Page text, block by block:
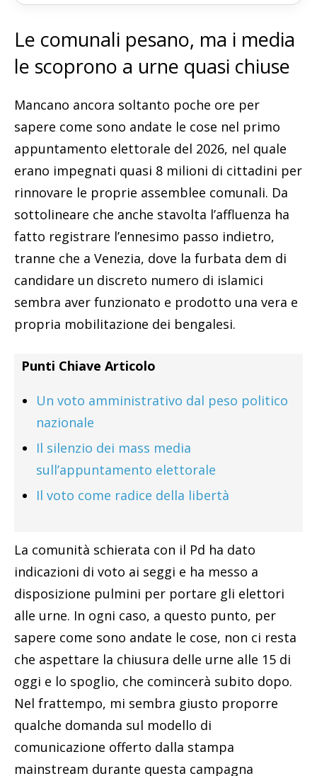
Le comunali pesano, ma i media
le scoprono a urne quasi chiuse
Mancano ancora soltanto poche ore per
sapere come sono andate le cose nel primo
appuntamento elettorale del 2026, nel quale
erano impegnati quasi 8 milioni di cittadini per
rinnovare le proprie assemblee comunali. Da
sottolineare che anche stavolta l’affluenza ha
fatto registrare l’ennesimo passo indietro,
tranne che a Venezia, dove la furbata dem di
candidare un discreto numero di islamici
sembra aver funzionato e prodotto una vera e
propria mobilitazione dei bengalesi.
Punti Chiave Articolo
Un voto amministrativo dal peso politico
nazionale
Il silenzio dei mass media
sull’appuntamento elettorale
Il voto come radice della libertà
La comunità schierata con il Pd ha dato
indicazioni di voto ai seggi e ha messo a
disposizione pulmini per portare gli elettori
alle urne. In ogni caso, a questo punto, per
sapere come sono andate le cose, non ci resta
che aspettare la chiusura delle urne alle 15 di
oggi e lo spoglio, che comincerà subito dopo.
Nel frattempo, mi sembra giusto proporre
qualche domanda sul modello di
comunicazione offerto dalla stampa
mainstream durante questa campagna